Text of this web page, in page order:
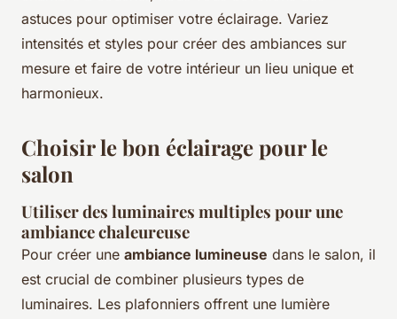
astuces pour optimiser votre éclairage. Variez
intensités et styles pour créer des ambiances sur
mesure et faire de votre intérieur un lieu unique et
harmonieux.
Choisir le bon éclairage pour le
salon
Utiliser des luminaires multiples pour une
ambiance chaleureuse
Pour créer une ambiance lumineuse dans le salon, il
est crucial de combiner plusieurs types de
luminaires. Les plafonniers offrent une lumière